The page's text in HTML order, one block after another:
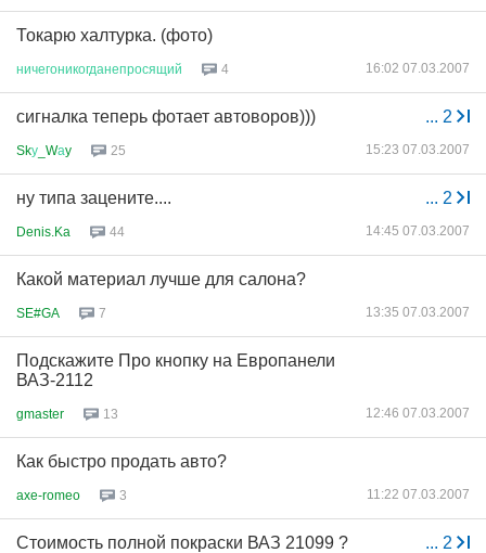
Токарю халтурка. (фото)
ничегоникогданепросящий 4 16:02 07.03.2007
... 2
сигналка теперь фотает автоворов)))
Skу _Wаy 25 15:23 07.03.2007
... 2
ну типа зацените....
Denis.Ka 44 14:45 07.03.2007
Какой материал лучше для салона?
SE#GA 7 13:35 07.03.2007
Подскажите Про кнопку на Европанели
ВАЗ-2112
gmaster 13 12:46 07.03.2007
Как быстро продать авто?
axe-romeo 3 11:22 07.03.2007
... 2
Стоимость полной покраски ВАЗ 21099 ?